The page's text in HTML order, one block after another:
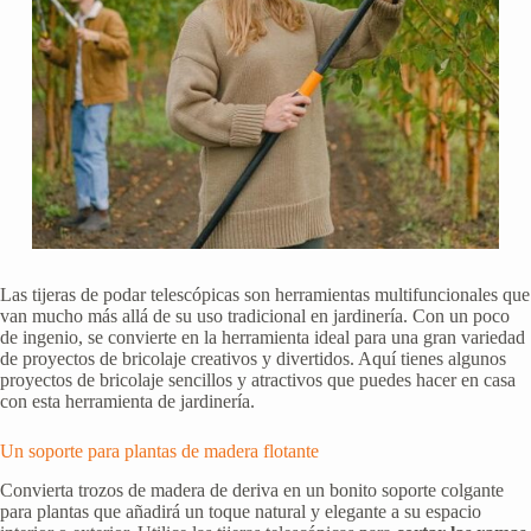
Las tijeras de podar telescópicas son herramientas multifuncionales que
van mucho más allá de su uso tradicional en jardinería. Con un poco
de ingenio, se convierte en la herramienta ideal para una gran variedad
de proyectos de bricolaje creativos y divertidos. Aquí tienes algunos
proyectos de bricolaje sencillos y atractivos que puedes hacer en casa
con esta herramienta de jardinería.
Un soporte para plantas de madera flotante
Convierta trozos de madera de deriva en un bonito soporte colgante
para plantas que añadirá un toque natural y elegante a su espacio